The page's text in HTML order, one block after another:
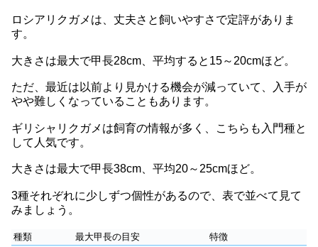
ロシアリクガメは、丈夫さと飼いやすさで定評がありま
す。
大きさは最大で甲長28cm、平均すると15～20cmほど。
ただ、最近は以前より見かける機会が減っていて、入手が
やや難しくなっていることもあります。
ギリシャリクガメは飼育の情報が多く、こちらも入門種と
して人気です。
大きさは最大で甲長38cm、平均20～25cmほど。
3種それぞれに少しずつ個性があるので、表で並べて見て
みましょう。
種類 最大甲長の目安
特徴